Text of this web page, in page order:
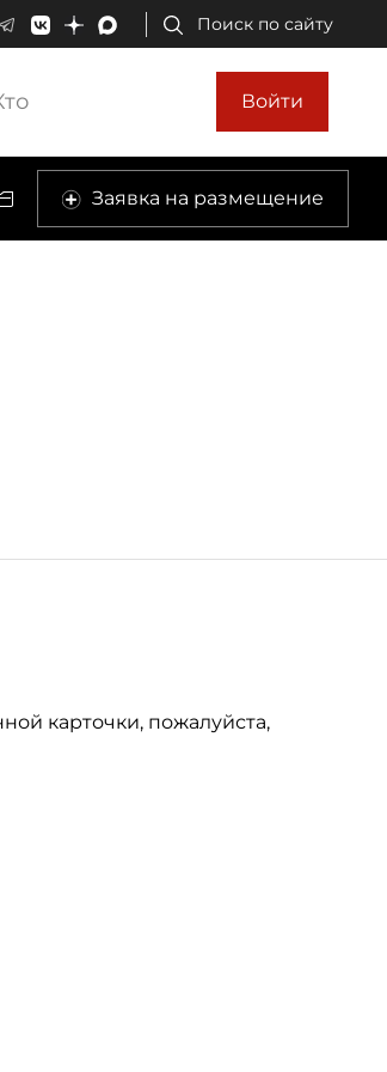
Поиск по сайту
Войти
Заявка на размещение
карточки, пожалуйста,